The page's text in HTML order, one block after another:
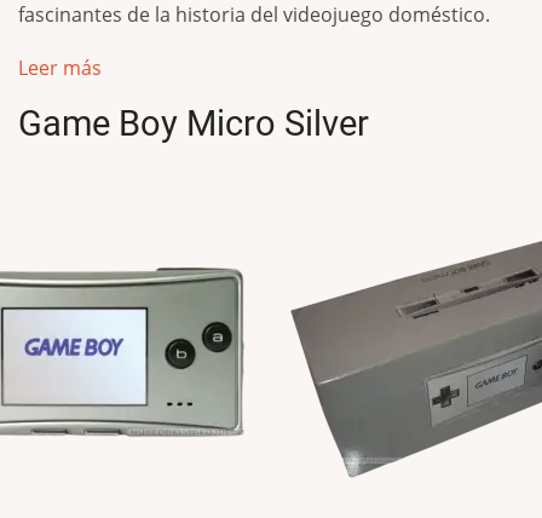
fascinantes de la historia del videojuego doméstico.
Leer más
Game Boy Micro Silver